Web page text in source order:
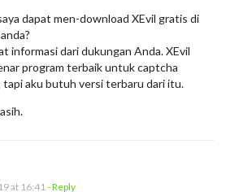
dapat men-download XEvil gratis di
informasi dari dukungan Anda. XEvil
program terbaik untuk captcha
tapi aku butuh versi terbaru dari itu.
at 16:41 - Reply